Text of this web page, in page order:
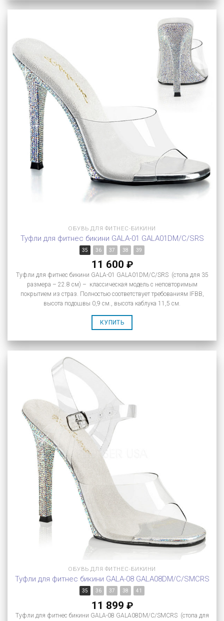
ОБУВЬ ДЛЯ ФИТНЕС-БИКИНИ
Туфли для фитнес бикини GALA-01 GALA01DM/C/SRS
35 36 37 38 39
11 600 ₽
Туфли для фитнес бикини GALA-01 GALA01DM/C/SRS (стопа для 35
размера – 22.8 см) – классическая модель с неповторимым
покрытием из страз. Полностью соответствует требованиям IFBB,
высота подошвы 0,9 см., высота каблука 11,5 см.
КУПИТЬ
ОБУВЬ ДЛЯ ФИТНЕС-БИКИНИ
Туфли для фитнес бикини GALA-08 GALA08DM/C/SMCRS
35 36 37 38 41
11 899 ₽
Туфли для фитнес бикини GALA-08 GALA08DM/C/SMCRS (стопа для